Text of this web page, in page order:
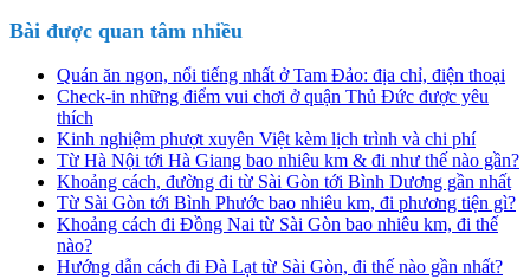
Bài được quan tâm nhiều
Quán ăn ngon, nổi tiếng nhất ở Tam Đảo: địa chỉ, điện thoại
Check-in những điểm vui chơi ở quận Thủ Đức được yêu
thích
Kinh nghiệm phượt xuyên Việt kèm lịch trình và chi phí
Từ Hà Nội tới Hà Giang bao nhiêu km & đi như thế nào gần?
Khoảng cách, đường đi từ Sài Gòn tới Bình Dương gần nhất
Từ Sài Gòn tới Bình Phước bao nhiêu km, đi phương tiện gì?
Khoảng cách đi Đồng Nai từ Sài Gòn bao nhiêu km, đi thế
nào?
Hướng dẫn cách đi Đà Lạt từ Sài Gòn, đi thế nào gần nhất?